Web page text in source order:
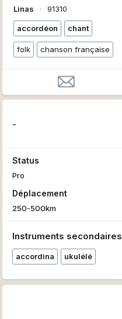
Linas
∙ 91310
accordéon chant
folk chanson française
-
Status
Pro
Déplacement
250-500km
Instruments secondaires
accordina ukulélé